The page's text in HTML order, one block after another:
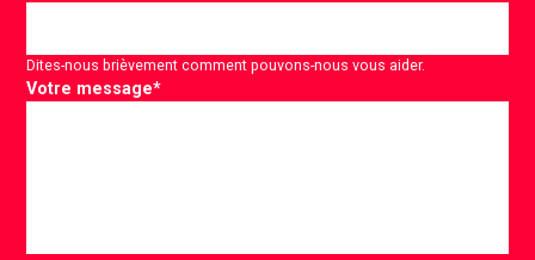
Dites-nous brièvement comment pouvons-nous vous aider.
Votre message*